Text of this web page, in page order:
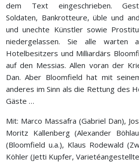
dem Text eingeschrieben.
Soldaten, Bankrotteure, üble und
und unechte Künstler sowie
niedergelassen. Sie alle warten
Hotelbesitzers und Milliardärs
auf den Messias. Allen voran der
Dan. Aber Bloomfield hat mit
anderes im Sinn als die Rettung des
Gäste …
Mit: Marco Massafra (Gabriel Dan),
Moritz Kallenberg (Alexander
(Bloomfield u.a.), Klaus Rodewald
Köhler (Jetti Kupfer,